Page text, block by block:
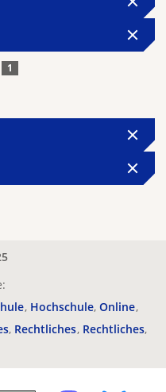
1
Hochschule Online
Rechtliches Rechtliches